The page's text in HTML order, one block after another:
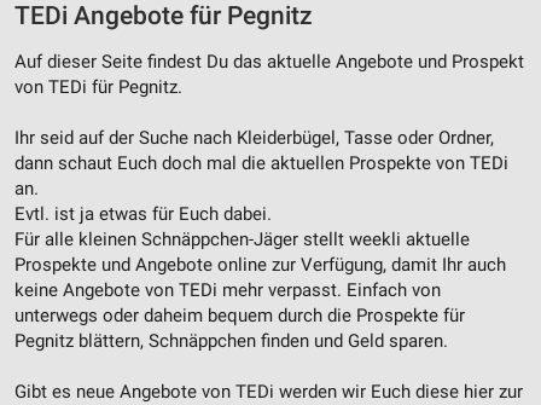
TEDi Angebote für Pegnitz
Auf dieser Seite findest Du das aktuelle Angebote und Prospekt
von TEDi für Pegnitz.
Ihr seid auf der Suche nach Kleiderbügel, Tasse oder Ordner,
dann schaut Euch doch mal die aktuellen Prospekte von TEDi
an.
Evtl. ist ja etwas für Euch dabei.
Für alle kleinen Schnäppchen-Jäger stellt weekli aktuelle
Prospekte und Angebote online zur Verfügung, damit Ihr auch
keine Angebote von TEDi mehr verpasst. Einfach von
unterwegs oder daheim bequem durch die Prospekte für
Pegnitz blättern, Schnäppchen finden und Geld sparen.
Gibt es neue Angebote von TEDi werden wir Euch diese hier zur
Inhalten
IAB-Besonderheiten:
Verwendung genauer Standortdaten
Geräte anhand von aktiv angeforderten
Informationen identifizieren
Nicht-IAB-Verarbeitungszwecke:
Notwendig
Performance
Funktional
Werbung